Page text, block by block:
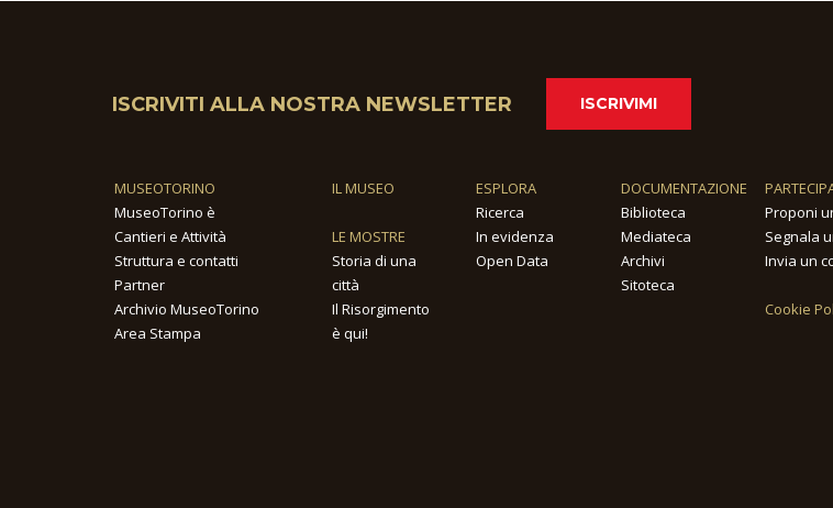
ISCRIVITI ALLA NOSTRA NEWSLETTER ISCRIVIMI
MUSEOTORINO
MuseoTorino è
Cantieri e Attività
Struttura e contatti
Partner
Archivio MuseoTorino
Area Stampa
IL MUSEO
LE MOSTRE
Storia di una
città
Il Risorgimento
è qui!
ESPLORA
Ricerca
In evidenza
Open Data
DOCUMENTAZIONE
Biblioteca
Mediateca
Archivi
Sitoteca
Proponi
Segnala
Invia un
Cookie